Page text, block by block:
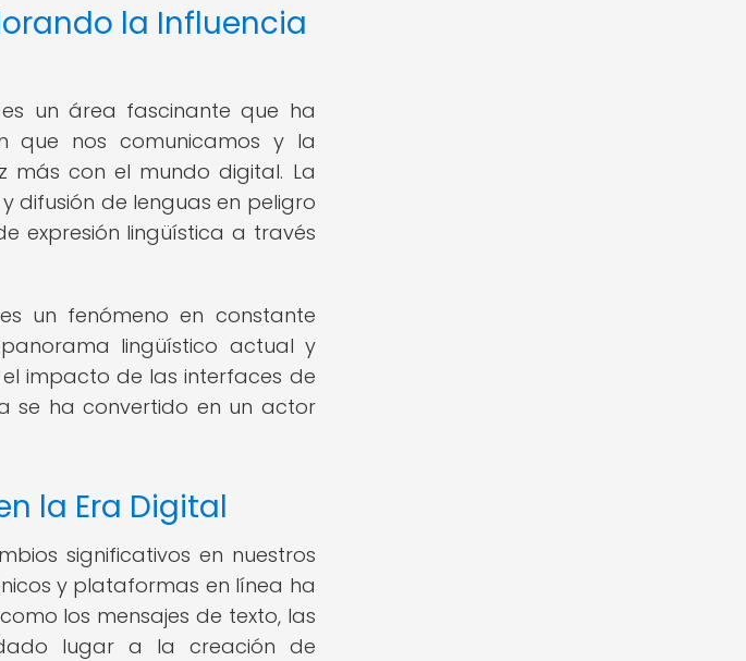
la Influencia
un área fascinante que ha
que nos comunicamos y la
más con el mundo digital. La
difusión de lenguas en peligro
expresión lingüística a través
un fenómeno en constante
lingüístico actual y
impacto de las interfaces de
se ha convertido en un actor
la Era Digital
significativos en nuestros
y plataformas en línea ha
los mensajes de texto, las
lugar a la creación de